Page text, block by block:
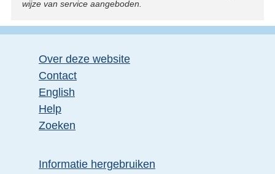
wijze van service aangeboden.
Over deze website
Contact
English
Help
Zoeken
Informatie hergebruiken